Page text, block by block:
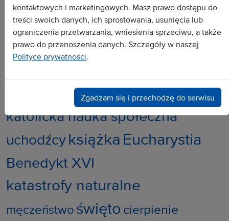
Analiza
Dossier
Zapowiedź
katolicka nauka społeczna
uchodźcyksiążka Eucharystia
Benedykt XVI
katastrofy naturalne
męczeństwo święto cierpienie
kontaktowych i marketingowych. Masz prawo dostępu do
treści swoich danych, ich sprostowania, usunięcia lub
ograniczenia przetwarzania, wniesienia sprzeciwu, a także
prawo do przenoszenia danych. Szczegóły w naszej
Polityce prywatności
Zgadzam się i przechodzę do serwisu